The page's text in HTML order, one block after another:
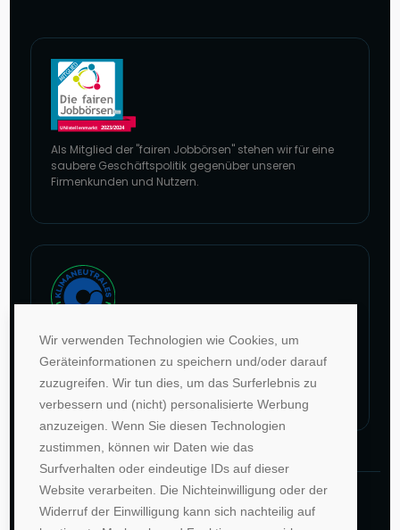
Wir verwenden Technologien wie Cookies, um
Geräteinformationen zu speichern und/oder darauf
zuzugreifen. Wir tun dies, um das Surferlebnis zu
verbessern und (nicht) personalisierte Werbung
anzuzeigen. Wenn Sie diesen Technologien
zustimmen, können wir Daten wie das
Surfverhalten oder eindeutige IDs auf dieser
Website verarbeiten. Die Nichteinwilligung oder der
Widerruf der Einwilligung kann sich nachteilig auf
Als Mitglied der "fairen Jobbörsen" stehen wir für eine
saubere Geschäftspolitik gegenüber unseren
Firmenkunden und Nutzern.
Im Rahmen unseres Engagements in der Allianz für
Klima und Entwicklung gleichen wir unsere CO2-
Emissionen durch weltweite Projekte aus.
Zur Website von Climate Extender: Klimaneutrales Unternehmen
©1996-2026 Deutsche Hochschulwerbung und -
vertriebs GmbH. Alle Rechte vorbehalten.